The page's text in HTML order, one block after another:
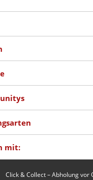
mit:
Click & Collect – Abholung vor